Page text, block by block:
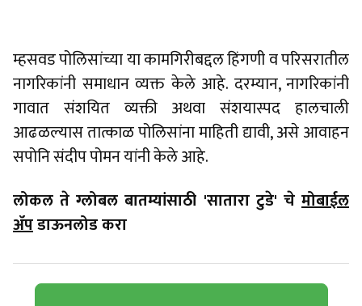
म्हसवड पोलिसांच्या या कामगिरीबद्दल हिंगणी व परिसरातील
नागरिकांनी समाधान व्यक्त केले आहे. दरम्यान, नागरिकांनी
गावात संशयित व्यक्ती अथवा संशयास्पद हालचाली
आढळल्यास तात्काळ पोलिसांना माहिती द्यावी, असे आवाहन
सपोनि संदीप पोमन यांनी केले आहे.
लोकल ते ग्लोबल बातम्यांसाठी 'सातारा टुडे' चे मोबाईल
ॲपडाऊनलोड करा